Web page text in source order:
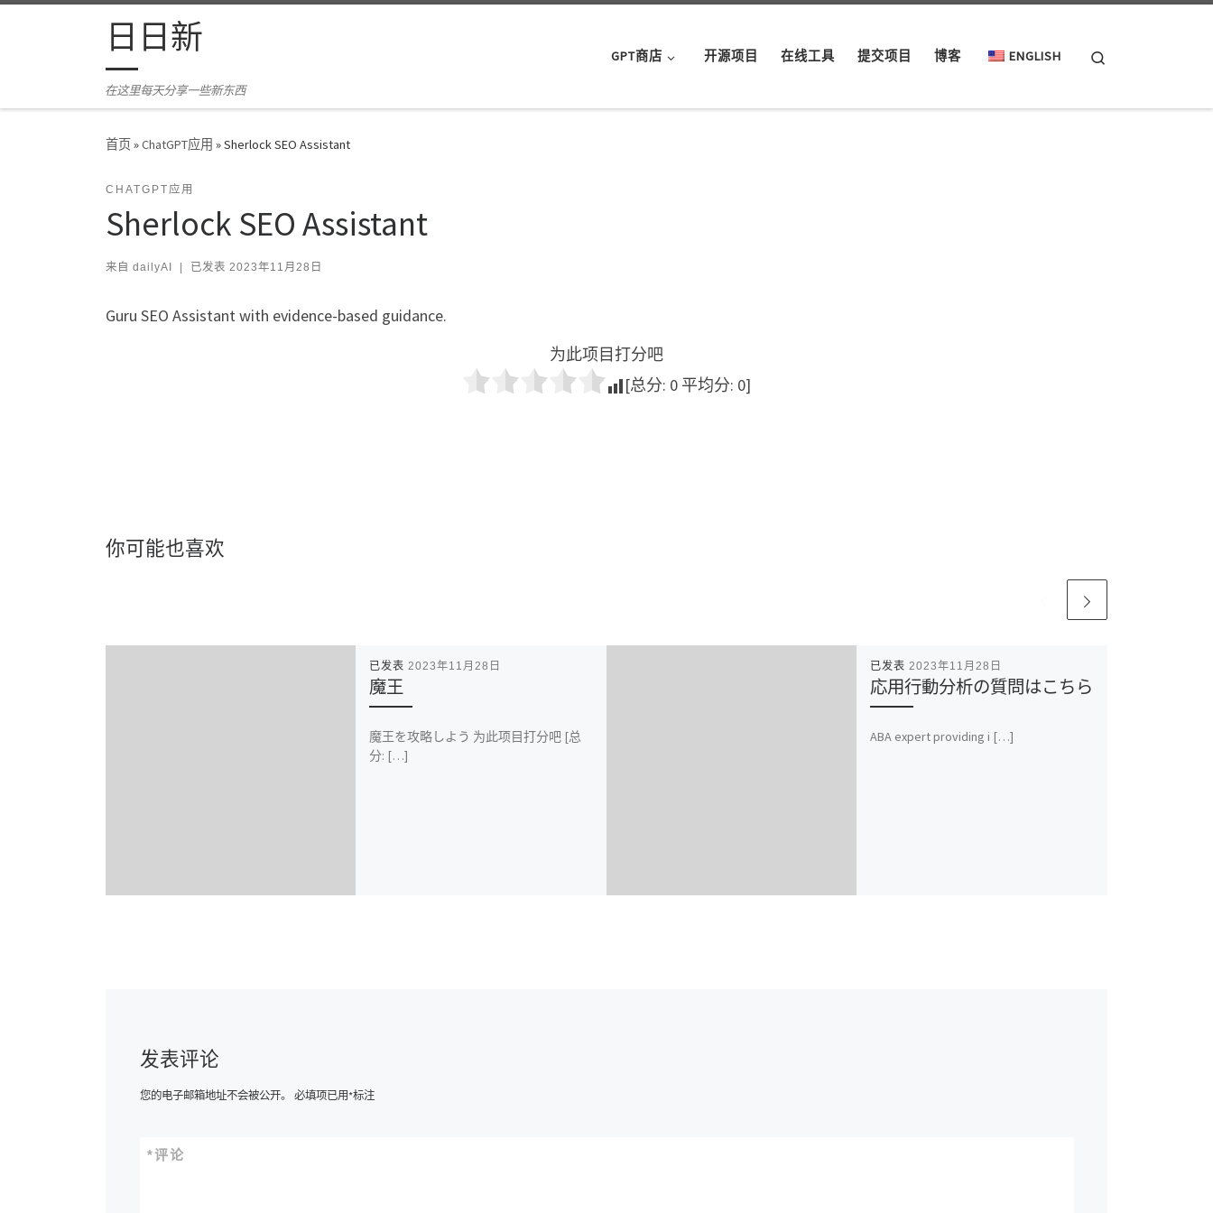
Skip to content日日新
在这里每天分享一些新东西
GPT商店 开源项目 在线工具 提交项目 博客 ENGLISH
首页»ChatGPT应用 »Sherlock SEO Assistant
CHATGPT应用
Sherlock SEO Assistant
来自 dailyAI 已发表 2023年11月28日
Guru SEO Assistant with evidence-based guidance.
为此项目打分吧
[总分: 0 平均分: 0]
你可能也喜欢
已发表 2023年11月28日
魔王
魔王を攻略しよう 为此项目打分吧 [总
分: […]
已发表 2023年11月28日
応用行動分析の質問はこちら
ABA expert providing i […]
发表评论
您的电子邮箱地址不会被公开。 必填项已用*标注
评论
*